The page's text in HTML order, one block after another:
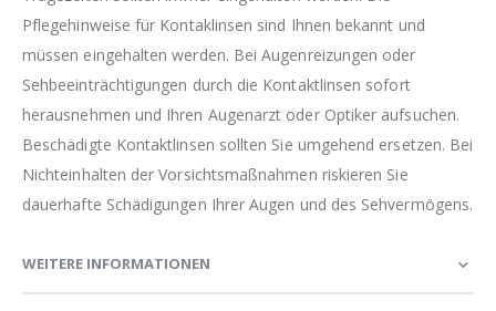
Pflegehinweise für Kontaklinsen sind Ihnen bekannt und
müssen eingehalten werden. Bei Augenreizungen oder
Sehbeeinträchtigungen durch die Kontaktlinsen sofort
herausnehmen und Ihren Augenarzt oder Optiker aufsuchen.
Beschädigte Kontaktlinsen sollten Sie umgehend ersetzen. Bei
Nichteinhalten der Vorsichtsmaßnahmen riskieren Sie
dauerhafte Schädigungen Ihrer Augen und des Sehvermögens.
WEITERE INFORMATIONEN